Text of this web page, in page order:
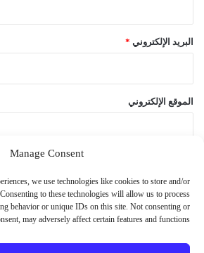
Manage Consent
we use technologies like cookies to store and/or
to these technologies will allow us to process
behavior or unique IDs on this site. Not consenting or
may adversely affect certain features and functions.
البريد الإلكتروني *
الموقع الإلكتروني
احفظ اسمي، بريدي الإلكتروني، والموقع
لاستخدامها المرة المقبلة في تعليقي.